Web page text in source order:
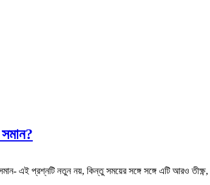
এই প্রশ্নটি নতুন নয়, কিন্তু সময়ের সঙ্গে সঙ্গে এটি আরও